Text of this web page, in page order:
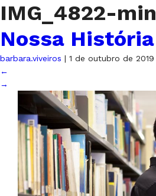
IMG_4822-min
Nossa História
barbara.viveiros | 1 de outubro de 2019
←
→